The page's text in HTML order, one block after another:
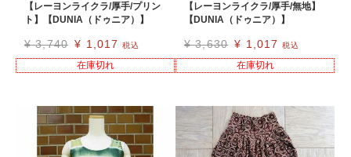
【レーヨンライクラ/厚手/プリン
ト】【DUNIA（ドゥニア）】
¥ 3,740 ¥ 1,017 税込
在庫切れ
【レーヨンライクラ/厚手/無地】
【DUNIA（ドゥニア）】
¥ 3,630 ¥ 1,017 税込
在庫切れ